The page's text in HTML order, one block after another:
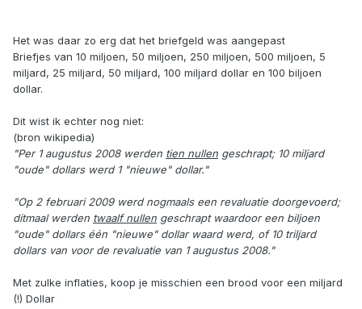
Het was daar zo erg dat het briefgeld was aangepast
Briefjes van 10 miljoen, 50 miljoen, 250 miljoen, 500 miljoen, 5
miljard, 25 miljard, 50 miljard, 100 miljard dollar en 100 biljoen
dollar.
Dit wist ik echter nog niet:
(bron wikipedia)
"Per 1 augustus 2008 werden tien nullen geschrapt; 10 miljard
"oude" dollars werd 1 "nieuwe" dollar."
"Op 2 februari 2009 werd nogmaals een revaluatie doorgevoerd;
ditmaal werden twaalf nullen geschrapt waardoor een biljoen
"oude" dollars één "nieuwe" dollar waard werd, of 10 triljard
dollars van voor de revaluatie van 1 augustus 2008."
Met zulke inflaties, koop je misschien een brood voor een miljard
(!) Dollar